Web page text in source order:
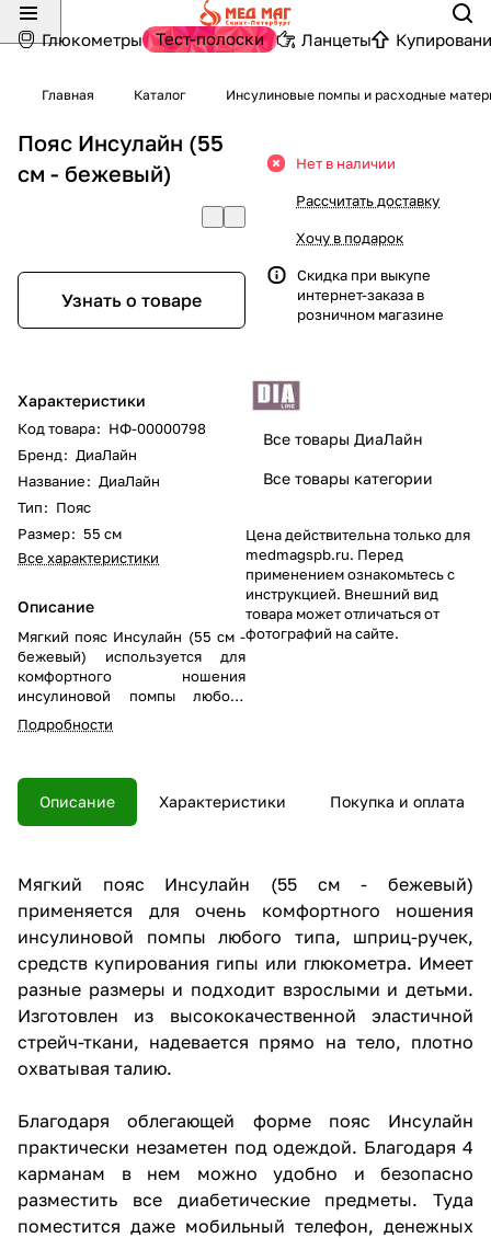
Глюкометры Тест-полоски Ланцеты
Главная Каталог Инсулиновые помпы и расходные
Пояс Инсулайн (55
см - бежевый)
Узнать о товаре
Характеристики
Код товара: НФ-00000798
Бренд: ДиаЛайн
Название: ДиаЛайн
Тип: Пояс
Размер: 55 см
Все характеристики
Описание
Мягкий пояс Инсулайн (55 см -
бежевый) используется для
комфортного ношения
инсулиновой помпы любого
типа, шприц-ручек, средств
купирования гипы или
незаметен под одеждой, имеет
4 кармана.
Подробности
Нет в наличии
Рассчитать доставку
Хочу в подарок
Скидка при выкупе
интернет-заказа в
розничном магазине
Все товары ДиаЛайн
Все товары категории
Цена действительна только для
medmagspb.ru. Перед
применением ознакомьтесь с
инструкцией. Внешний вид
товара может отличаться от
фотографий на сайте.
Описание Характеристики Покупка и оплата
Мягкий пояс Инсулайн (55 см - бежевый)
применяется для очень комфортного ношения
инсулиновой помпы любого типа, шприц-ручек,
средств купирования гипы или глюкометра. Имеет
разные размеры и подходит взрослыми и детьми.
Изготовлен из высококачественной эластичной
стрейч-ткани, надевается прямо на тело, плотно
охватывая талию.
Благодаря облегающей форме пояс Инсулайн
практически незаметен под одеждой. Благодаря 4
карманам в нем можно удобно и безопасно
разместить все диабетические предметы. Туда
поместится даже мобильный телефон, денежных